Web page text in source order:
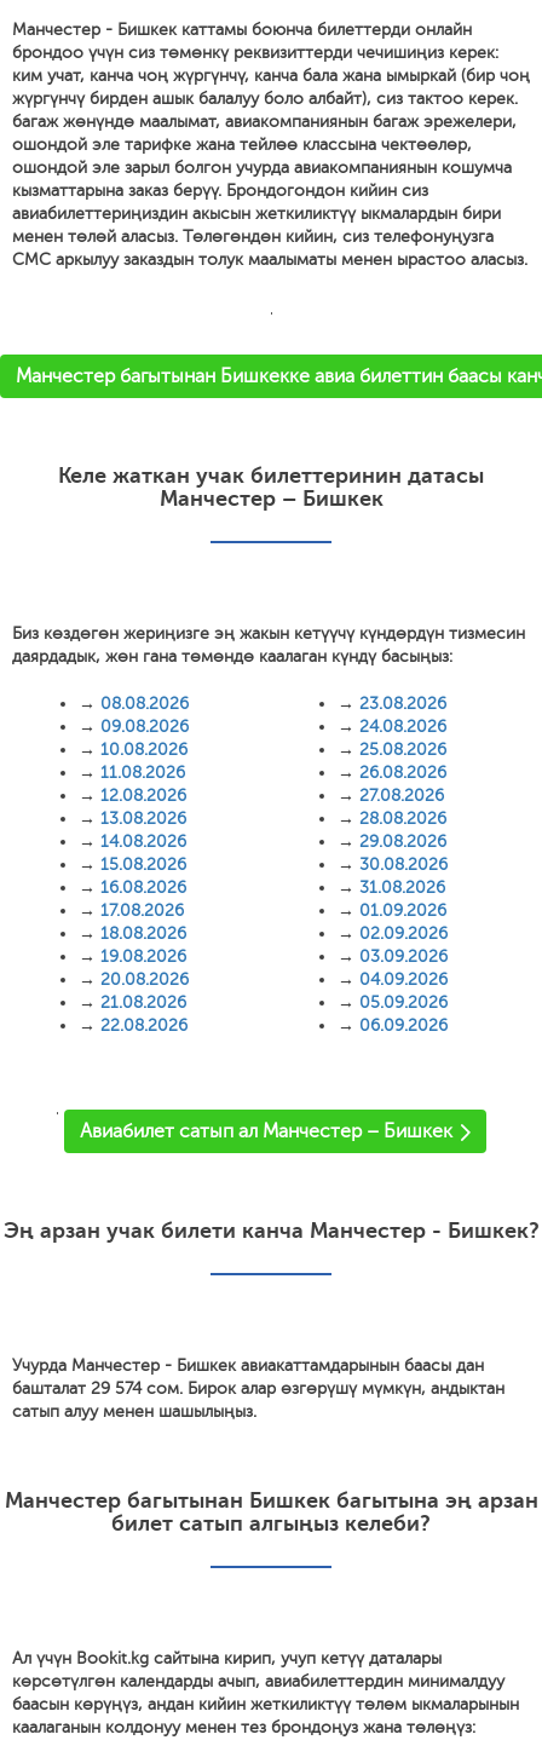
Манчестер - Бишкек каттамы боюнча билеттерди онлайн
брондоо үчүн сиз төмөнкү реквизиттерди чечишиңиз керек:
ким учат, канча чоң жүргүнчү, канча бала жана ымыркай (бир чоң
жүргүнчү бирден ашык балалуу боло албайт), сиз тактоо керек.
багаж жөнүндө маалымат, авиакомпаниянын багаж эрежелери,
ошондой эле тарифке жана тейлөө классына чектөөлөр,
ошондой эле зарыл болгон учурда авиакомпаниянын кошумча
кызматтарына заказ берүү. Брондогондон кийин сиз
авиабилеттериңиздин акысын жеткиликтүү ыкмалардын бири
менен төлөй аласыз. Төлөгөндөн кийин, сиз телефонуңузга
СМС аркылуу заказдын толук маалыматы менен ырастоо аласыз.
'
Манчестер багытынан Бишкекке авиа билеттин баасы
Келе жаткан учак билеттеринин датасы
Манчестер – Бишкек
Биз көздөгөн жериңизге эң жакын кетүүчү күндөрдүн тизмесин
даярдадык, жөн гана төмөндө каалаган күндү басыңыз:
→ 08.08.2026
→ 09.08.2026
→ 10.08.2026
→ 11.08.2026
→ 12.08.2026
→ 13.08.2026
→ 14.08.2026
→ 15.08.2026
→ 16.08.2026
→ 17.08.2026
→ 18.08.2026
→ 19.08.2026
→ 20.08.2026
→ 21.08.2026
→ 22.08.2026
→ 23.08.2026
→ 24.08.2026
→ 25.08.2026
→ 26.08.2026
→ 27.08.2026
→ 28.08.2026
→ 29.08.2026
→ 30.08.2026
→ 31.08.2026
→ 01.09.2026
→ 02.09.2026
→ 03.09.2026
→ 04.09.2026
→ 05.09.2026
→ 06.09.2026
'
Авиабилет сатып ал Манчестер – Бишкек
Эң арзан учак билети канча Манчестер - Бишкек?
Учурда Манчестер - Бишкек авиакаттамдарынын баасы дан
башталат 29 574 сом. Бирок алар өзгөрүшү мүмкүн, андыктан
сатып алуу менен шашылыңыз.
Манчестер багытынан Бишкек багытына эң арзан
билет сатып алгыңыз келеби?
Ал үчүн Bookit.kg сайтына кирип, учуп кетүү даталары
көрсөтүлгөн календарды ачып, авиабилеттердин минималдуу
баасын көрүңүз, андан кийин жеткиликтүү төлөм ыкмаларынын
каалаганын колдонуу менен тез брондоңуз жана төлөңүз: